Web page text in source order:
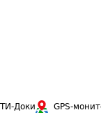
Доки GPS-